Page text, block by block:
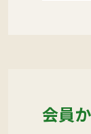
会員